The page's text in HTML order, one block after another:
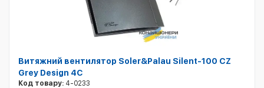
Витяжний вентилятор Soler&Palau Silent-100 CZ
Grey Design 4С
Код товару: 4-0233